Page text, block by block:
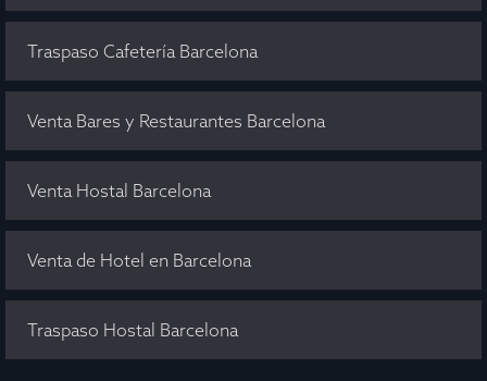
Traspaso Cafetería Barcelona
Venta Bares y Restaurantes Barcelona
Venta Hostal Barcelona
Venta de Hotel en Barcelona
Traspaso Hostal Barcelona